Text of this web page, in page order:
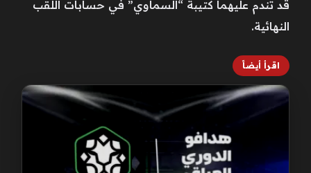
قد تندم عليهما كتيبة “السماوي” في حسابات اللقب
النهائية.
اقرأ أيضاً